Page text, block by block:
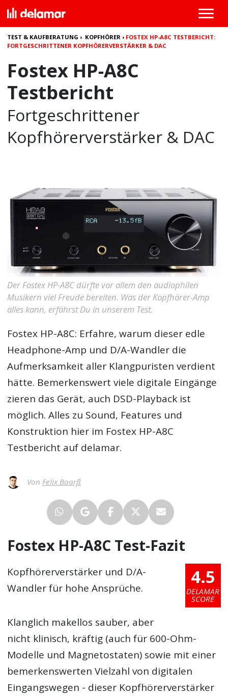
TEST & KAUFBERATUNG › KOPFHÖRER › FOSTEX HP-A8C TESTBERICHT:
FORTGESCHRITTENER KOPFHÖRERVERSTÄRKER & DAC
Fostex HP-A8C
Testbericht
Fortgeschrittener
Kopfhörerverstärker & DAC
Der Fostex HP-A8C dürfte vor allem den audiophilen
Musikern viel Freude bereiten. Was der Kopfhörer-Amp
alles kann, erfährst Du in unserem Test.
Fostex HP-A8C: Erfahre, warum dieser edle
Headphone-Amp und D/A-Wandler die
Aufmerksamkeit aller Klangpuristen verdient
hätte. Bemerkenswert viele digitale Eingänge
zieren das Gerät, auch DSD-Playback ist
möglich. Alles zu Sound, Features und
Konstruktion hier im Fostex HP-A8C
Testbericht auf delamar.
Von Felix Baarß
Fostex HP-A8C Test-Fazit
4.5
DELAMAR
SCORE
Kopfhörerverstärker und D/A-
Wandler für hohe Ansprüche.
Klanglich makellos sauber, aber
nicht klinisch, kräftig (auch für 600-Ohm-
Modelle und Magnetostaten) sowie mit einer
bemerkenswerten Vielzahl von digitalen
Eingangswegen - dieser Kopfhörerverstärker